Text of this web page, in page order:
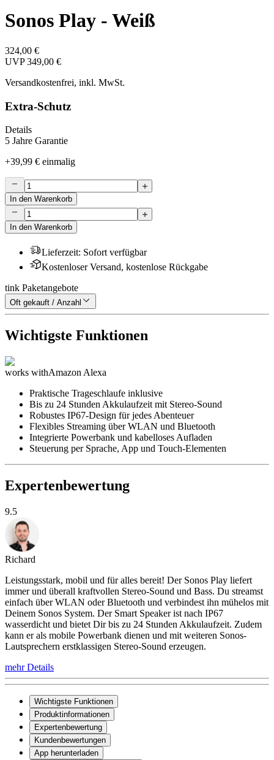
Sonos Play - Weiß
324,00 €
UVP 349,00 €
Versandkostenfrei, inkl. MwSt.
Extra-Schutz
Details
5 Jahre Garantie
+39,99 € einmalig
In den Warenkorb
In den Warenkorb
Lieferzeit: Sofort verfügbar
Kostenloser Versand, kostenlose Rückgabe
tink Paketangebote
Oft gekauft / Anzahl
Wichtigste Funktionen
works withAmazon Alexa
Praktische Trageschlaufe inklusive
Bis zu 24 Stunden Akkulaufzeit mit Stereo-Sound
Robustes IP67-Design für jedes Abenteuer
Flexibles Streaming über WLAN und Bluetooth
Integrierte Powerbank und kabelloses Aufladen
Steuerung per Sprache, App und Touch-Elementen
Expertenbewertung
9.5
Richard
Leistungsstark, mobil und für alles bereit! Der Sonos Play liefert
immer und überall kraftvollen Stereo-Sound und Bass. Du streamst
einfach über WLAN oder Bluetooth und verbindest ihn mühelos mit
Deinem Sonos System. Der Smart Speaker ist nach IP67
wasserdicht und bietet Dir bis zu 24 Stunden Akkulaufzeit. Zudem
kann er als mobile Powerbank dienen und mit weiteren Sonos-
Lautsprechern erstklassigen Stereo-Sound erzeugen.
mehr Details
Wichtigste Funktionen
Produktinformationen
Expertenbewertung
Kundenbewertungen
App herunterladen